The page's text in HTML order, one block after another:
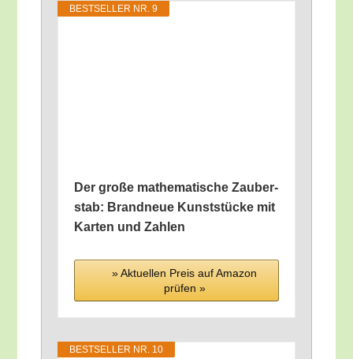
BEST­SEL­LER NR. 9
Der gro­ße mathe­ma­ti­sche Zau­ber­
stab: Brand­neue Kunst­stü­cke mit
Kar­ten und Zahlen
» Aktu­el­len Preis auf Ama­zon
prü­fen »
BEST­SEL­LER NR. 10